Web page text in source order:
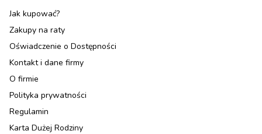
Jak kupować?
Zakupy na raty
Oświadczenie o Dostępności
Kontakt i dane firmy
O firmie
Polityka prywatności
Regulamin
Karta Dużej Rodziny